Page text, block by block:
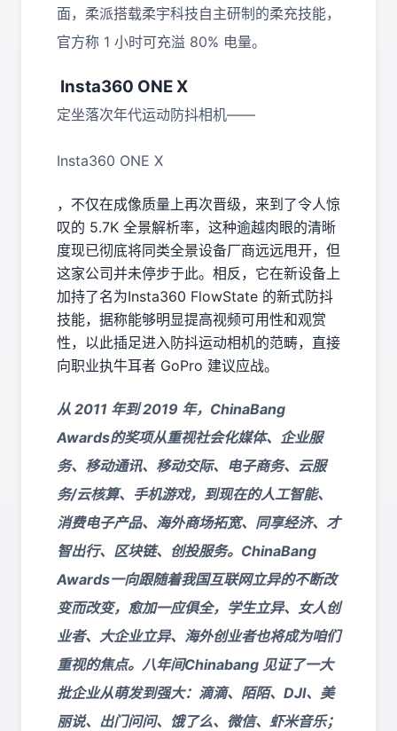
面，柔派搭载柔宇科技自主研制的柔充技能，
官方称 1 小时可充溢 80% 电量。
Insta360 ONE X
定坐落次年代运动防抖相机——
Insta360 ONE X
，不仅在成像质量上再次晋级，来到了令人惊
叹的 5.7K 全景解析率，这种逾越肉眼的清晰
度现已彻底将同类全景设备厂商远远甩开，但
这家公司并未停步于此。相反，它在新设备上
加持了名为Insta360 FlowState 的新式防抖
技能，据称能够明显提高视频可用性和观赏
性，以此插足进入防抖运动相机的范畴，直接
向职业执牛耳者 GoPro 建议应战。
从 2011 年到 2019 年，ChinaBang
Awards的奖项从重视社会化媒体、企业服
务、移动通讯、移动交际、电子商务、云服
务/云核算、手机游戏，到现在的人工智能、
消费电子产品、海外商场拓宽、同享经济、才
智出行、区块链、创投服务。ChinaBang
Awards一向跟随着我国互联网立异的不断改
变而改变，愈加一应俱全，学生立异、女人创
业者、大企业立异、海外创业者也将成为咱们
重视的焦点。八年间Chinabang 见证了一大
批企业从萌发到强大：滴滴、陌陌、DJI、美
丽说、出门问问、饿了么、微信、虾米音乐；